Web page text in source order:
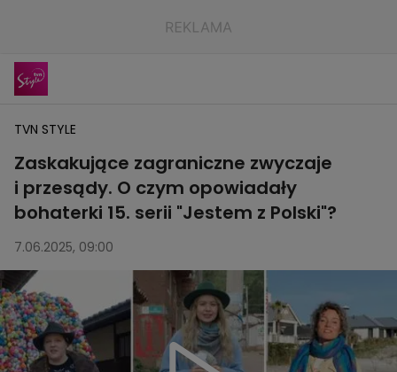
TVN STYLE
Zaskakujące zagraniczne zwyczaje
i przesądy. O czym opowiadały
bohaterki 15. serii "Jestem z Polski"?
7.06.2025, 09:00